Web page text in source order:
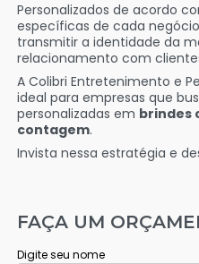
Personalizados de acordo
específicas de cada
transmitir a identidade da
relacionamento com
A Colibri Entretenimento e
ideal para empresas que
personalizadas em brindes
contagem.
Invista nessa estratégia e
FAÇA UM
Digite seu nome